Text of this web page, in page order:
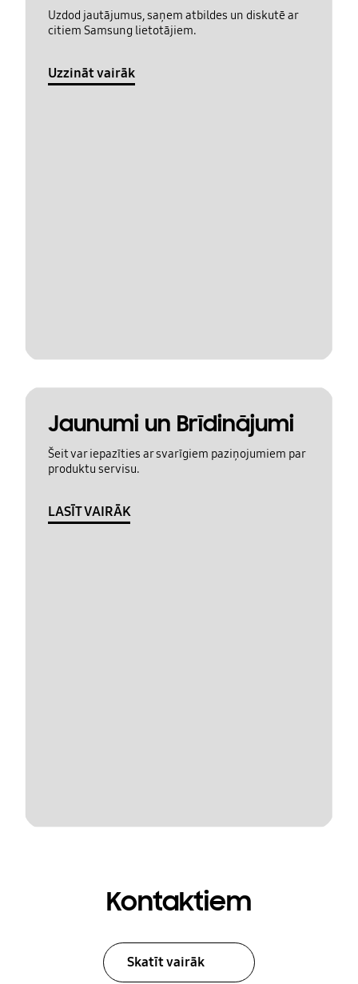
Uzdod jautājumus, saņem atbildes un diskutē ar
citiem Samsung lietotājiem.
Uzzināt vairāk
Jaunumi un Brīdinājumi
Šeit var iepazīties ar svarīgiem paziņojumiem par
produktu servisu.
LASĪT VAIRĀK
Kontaktiem
Skatīt vairāk